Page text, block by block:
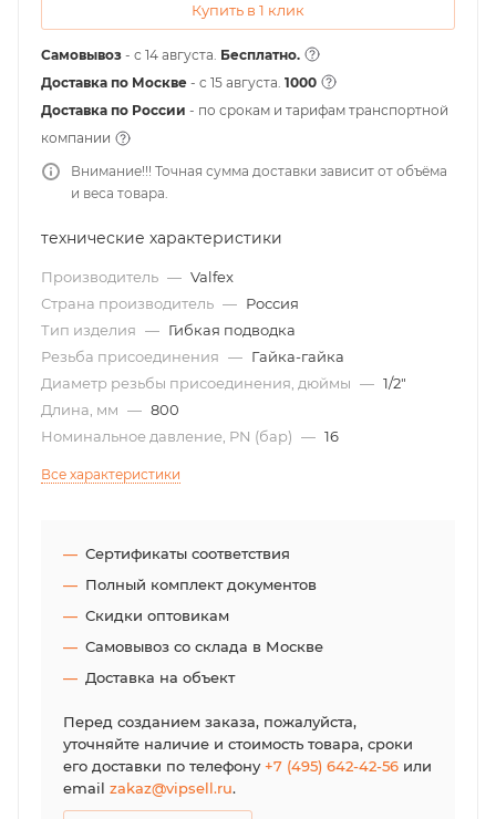
Купить в 1 клик
Самовывоз - с 14 августа. Бесплатно.
Доставка по Москве - c 15 августа. 1000
Доставка по России - по срокам и тарифам транспортной
компании
Внимание!!! Точная сумма доставки зависит от объёма
и веса товара.
технические характеристики
Производитель — Valfex
Страна производитель — Россия
Тип изделия — Гибкая подводка
Резьба присоединения — Гайка-гайка
Диаметр резьбы присоединения, дюймы — 1/2"
Длина, мм — 800
Номинальное давление, PN (бар) — 16
Все характеристики
Сертификаты соответствия
Полный комплект документов
Скидки оптовикам
Самовывоз со склада в Москве
Доставка на объект
Перед созданием заказа, пожалуйста,
уточняйте наличие и стоимость товара, сроки
его доставки по телефону+7 (495) 642-42-56 или
email zakaz@vipsell.ru.